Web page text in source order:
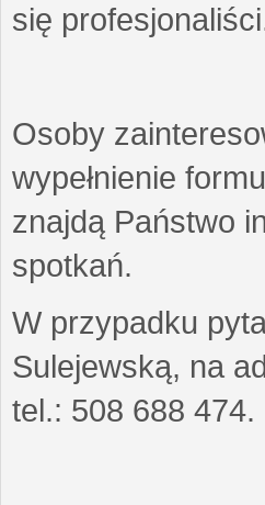
się
Osoby
wypełnienie
znajdą Państwo
spotkań.
W przypadku
Sulejewską, na
tel.: 508 688 474.